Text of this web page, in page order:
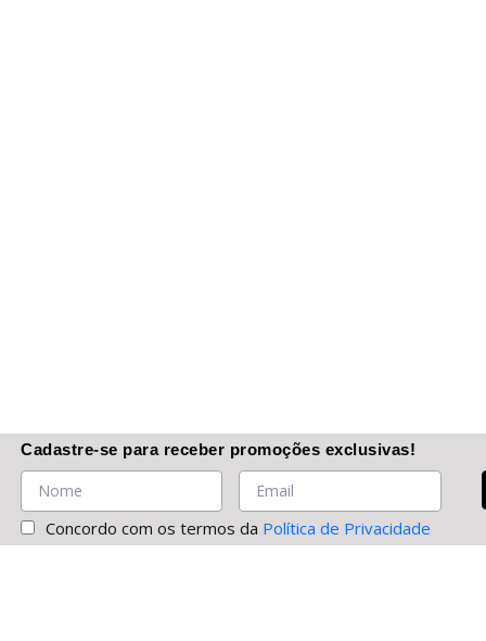
Cadastre-se para receber promoções exclusivas!
Concordo com os termos da Política de Privacidade